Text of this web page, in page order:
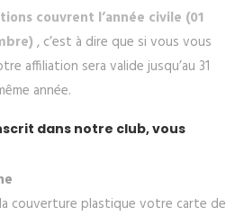
couvrent l’année civile (01
, c’est à dire que si vous vous
affiliation sera valide jusqu’au 31
année.
dans notre club, vous
couverture plastique votre carte de